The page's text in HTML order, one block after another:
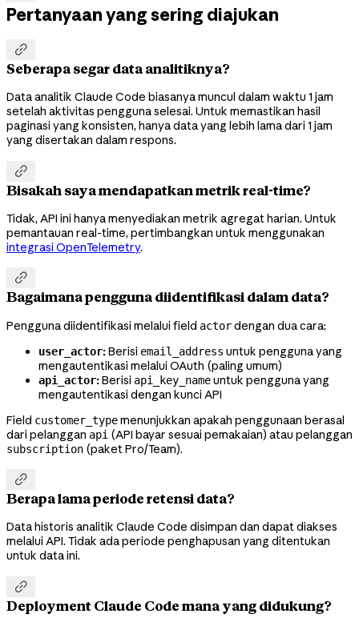
Pertanyaan yang sering diajukan

Seberapa segar data analitiknya?
Data analitik Claude Code biasanya muncul dalam waktu 1 jam
setelah aktivitas pengguna selesai. Untuk memastikan hasil
paginasi yang konsisten, hanya data yang lebih lama dari 1 jam
yang disertakan dalam respons.

Bisakah saya mendapatkan metrik real-time?
Tidak, API ini hanya menyediakan metrik agregat harian. Untuk
pemantauan real-time, pertimbangkan untuk menggunakan
integrasi OpenTelemetry.

Bagaimana pengguna diidentifikasi dalam data?
Pengguna diidentifikasi melalui field actordengan dua cara:
user_actor:Berisi email_address untuk pengguna yang
mengautentikasi melalui OAuth (paling umum)
api_actor:Berisi api_key_nameuntuk pengguna yang
mengautentikasi dengan kunci API
Field customer_typemenunjukkan apakah penggunaan berasal
dari pelanggan api (API bayar sesuai pemakaian) atau pelanggan
subscription (paket Pro/Team).

Berapa lama periode retensi data?
Data historis analitik Claude Code disimpan dan dapat diakses
melalui API. Tidak ada periode penghapusan yang ditentukan
untuk data ini.

Deployment Claude Code mana yang didukung?